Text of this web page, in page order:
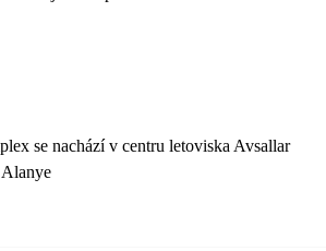
se nachází v centru letoviska Avsallar